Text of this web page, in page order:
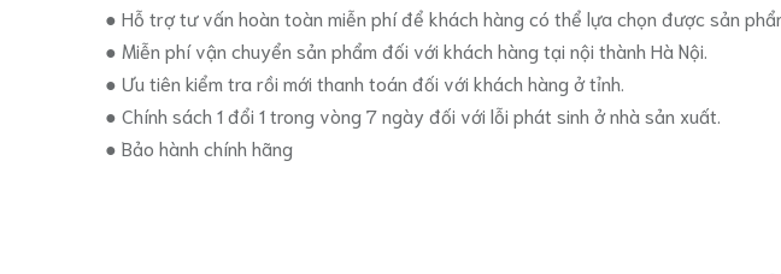
● Hỗ trợ tư vấn hoàn toàn miễn phí để khách hàng có thể lựa chọn được sản
● Miễn phí vận chuyển sản phẩm đối với khách hàng tại nội thành Hà Nội.
● Ưu tiên kiểm tra rồi mới thanh toán đối với khách hàng ở tỉnh.
● Chính sách 1 đổi 1 trong vòng 7 ngày đối với lỗi phát sinh ở nhà sản xuất.
● Bảo hành chính hãng